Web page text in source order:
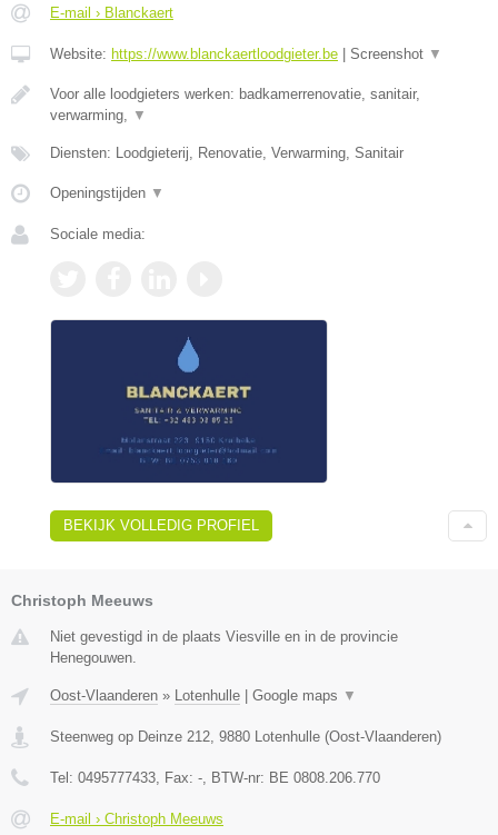
E-mail › Blanckaert
Website: https://www.blanckaertloodgieter.be Screenshot ▼
Voor alle loodgieters werken: badkamerrenovatie, sanitair,
verwarming,
▼
Diensten: Loodgieterij, Renovatie, Verwarming, Sanitair
Openingstijden ▼
Sociale media:
BEKIJK VOLLEDIG PROFIEL
Christoph Meeuws
Niet gevestigd in de plaats Viesville en in de provincie
Henegouwen.
Oost-Vlaanderen » Lotenhulle | Google maps ▼
Steenweg op Deinze 212 9880 Lotenhulle (Oost-Vlaanderen)
Tel: 0495777433 , Fax: - , BTW-nr: BE 0808.206.770
E-mail › Christoph Meeuws